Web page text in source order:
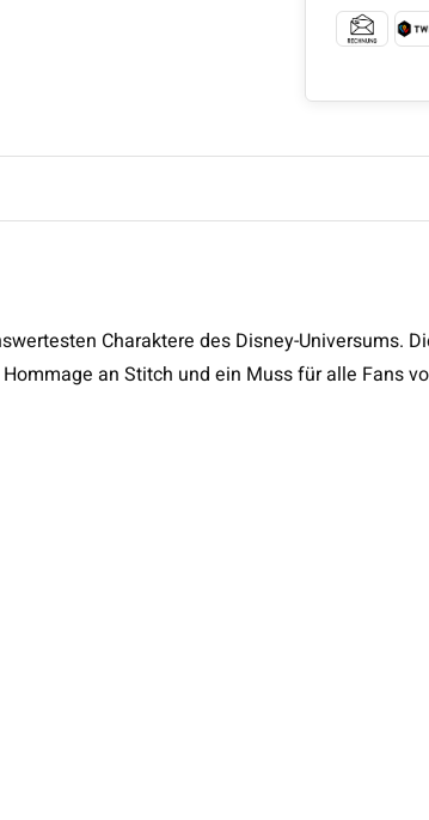
Charaktere des Disney-Universums.
an Stitch und ein Muss für alle Fans